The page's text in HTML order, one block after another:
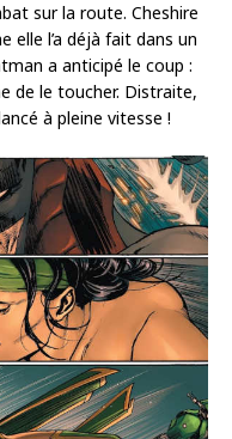
sur la route. Cheshire
elle l’a déjà fait dans un
a anticipé le coup :
de le toucher. Distraite,
à pleine vitesse !